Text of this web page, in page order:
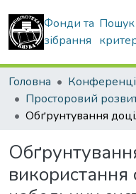
Фонди та
зібрання
Пошук
Головна
використання